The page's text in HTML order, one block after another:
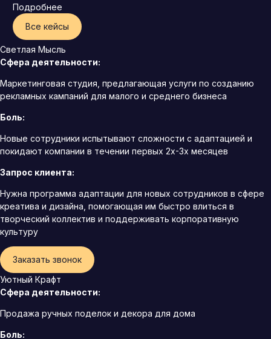
Подробнее
Все кейсы
Светлая Мысль
Сфера деятельности:
Маркетинговая студия, предлагающая услуги по созданию
рекламных кампаний для малого и среднего бизнеса
Боль:
Новые сотрудники испытывают сложности с адаптацией и
покидают компании в течении первых 2х-3х месяцев
Запрос клиента:
Нужна программа адаптации для новых сотрудников в сфере
креатива и дизайна, помогающая им быстро влиться в
творческий коллектив и поддерживать корпоративную
культуру
Заказать звонок
Уютный Крафт
Сфера деятельности:
Продажа ручных поделок и декора для дома
Боль: